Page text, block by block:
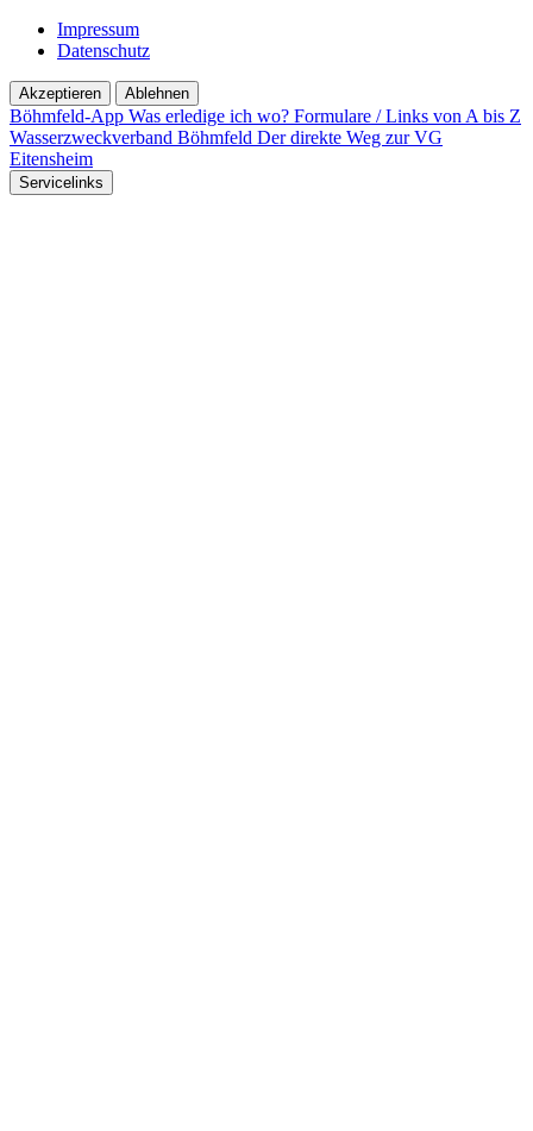
Impressum
Datenschutz
Akzeptieren Ablehnen
Böhmfeld-App Was erledige ich wo? Formulare / Links von A bis Z
Wasserzweckverband Böhmfeld Der direkte Weg zur VG
Eitensheim
Servicelinks